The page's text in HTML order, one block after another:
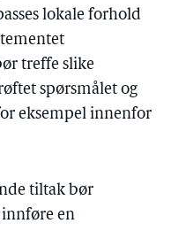
lokale forhold
treffe slike
spørsmålet og
eksempel innenfor
tiltak bør
en